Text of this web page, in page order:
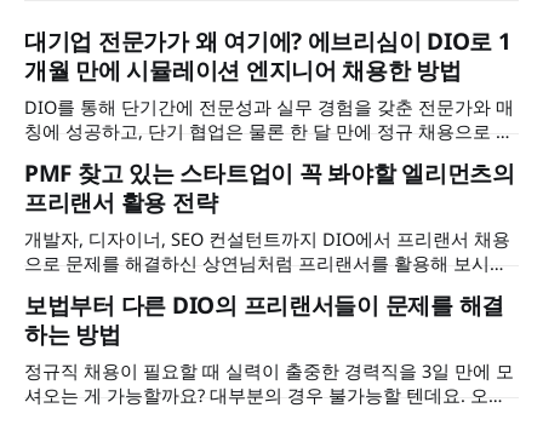
대기업 전문가가 왜 여기에? 에브리심이 DIO로 1
개월 만에 시뮬레이션 엔지니어 채용한 방법
DIO를 통해 단기간에 전문성과 실무 경험을 갖춘 전문가와 매
칭에 성공하고, 단기 협업은 물론 한 달 만에 정규 채용으로 이
떻게 풀어나갈 수 있었는지, 그리고 그 과정에서 DIO가 어떤
역할을 했는지 들어보았습니다.
PMF 찾고 있는 스타트업이 꼭 봐야할 엘리먼츠의
프리랜서 활용 전략
개발자, 디자이너, SEO 컨설턴트까지 DIO에서 프리랜서 채용
으로 문제를 해결하신 상연님처럼 프리랜서를 활용해 보시면
으로 문제를 해결하셨는지, DIO를 계속 활용하시려는 이유가
무엇인지 인터뷰에서 확인해 보세요.
보법부터 다른 DIO의 프리랜서들이 문제를 해결
하는 방법
정규직 채용이 필요할 때 실력이 출중한 경력직을 3일 만에 모
셔오는 게 가능할까요? 대부분의 경우 불가능할 텐데요. 오늘